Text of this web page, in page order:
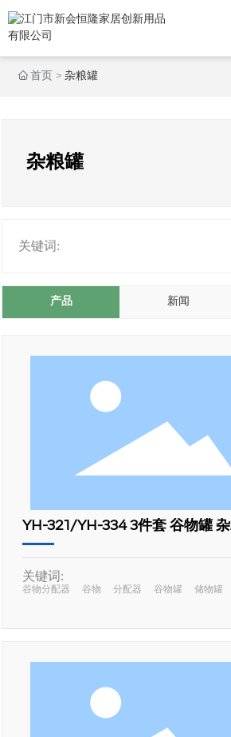
首页 杂粮罐
杂粮罐
关键词:
产品 新闻
YH-321/YH-334 3件套 谷物罐
关键词:
谷物分配器 谷物 分配器 谷物罐 储物罐